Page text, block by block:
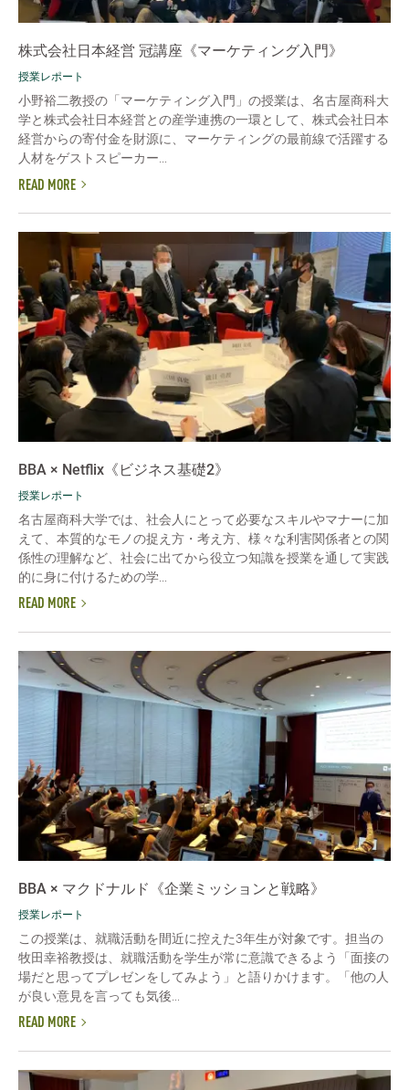
株式会社日本経営 冠講座《マーケティング入門》
授業レポート
小野裕二教授の「マーケティング入門」の授業は、名古屋商科大
学と株式会社日本経営との産学連携の一環として、株式会社日本
経営からの寄付金を財源に、マーケティングの最前線で活躍する
人材をゲストスピーカー...
READ MORE
BBA × Netflix《ビジネス基礎2》
授業レポート
名古屋商科大学では、社会人にとって必要なスキルやマナーに加
えて、本質的なモノの捉え方・考え方、様々な利害関係者との関
係性の理解など、社会に出てから役立つ知識を授業を通して実践
的に身に付けるための学...
READ MORE
BBA × マクドナルド《企業ミッションと戦略》
授業レポート
この授業は、就職活動を間近に控えた3年生が対象です。担当の
牧田幸裕教授は、就職活動を学生が常に意識できるよう「面接の
場だと思ってプレゼンをしてみよう」と語りかけます。「他の人
が良い意見を言っても気後...
READ MORE